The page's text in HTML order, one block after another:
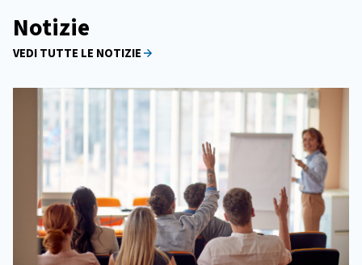
Notizie
VEDI TUTTE LE NOTIZIE